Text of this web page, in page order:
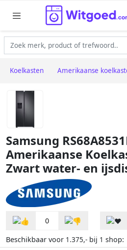
Koelkasten Amerikaanse
Samsung
Amerikaanse
Zwart water- en
0
Beschikbaar voor 1.375,- bij 1 shop: